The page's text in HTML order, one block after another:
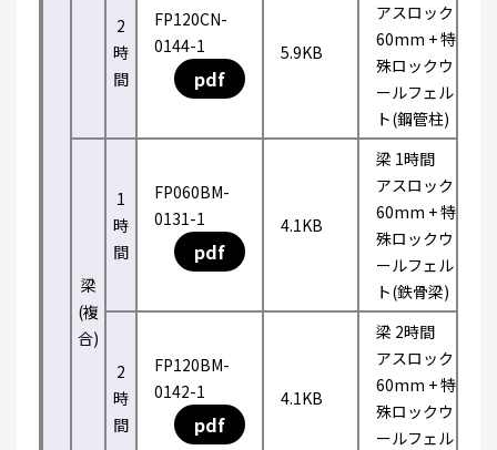
2
時
間
FP120CN-
0144-1
pdf
5.9KB
アスロック
60mm + 特
殊ロックウ
ールフェル
ト(鋼管柱)
梁
(複
合)
1
時
間
FP060BM-
0131-1
pdf
4.1KB
梁 1時間
アスロック
60mm + 特
殊ロックウ
ールフェル
ト(鉄骨梁)
2
時
間
FP120BM-
0142-1
pdf
4.1KB
梁 2時間
アスロック
60mm + 特
殊ロックウ
ールフェル